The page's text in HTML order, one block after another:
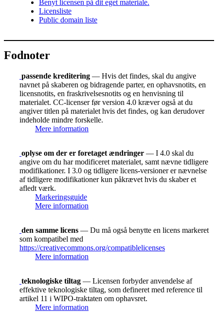
Benyt licensen på dit eget materiale.
Licensliste
Public domain liste
Fodnoter
passende kreditering — Hvis det findes, skal du angive
navnet på skaberen og bidragende parter, en ophavsnotits, en
licensnotits, en fraskrivelsesnotits og en henvisning til
materialet. CC-licenser før version 4.0 kræver også at du
angiver titlen på materialet hvis det findes, og kan derudover
indeholde mindre forskelle.
Mere information
oplyse om der er foretaget ændringer — I 4.0 skal du
angive om du har modificeret materialet, samt nævne tidligere
modifikationer. I 3.0 og tidligere licens-versioner er nævnelse
af tidligere modifikationer kun påkrævet hvis du skaber et
afledt værk.
Markeringsguide
Mere information
den samme licens — Du må også benytte en licens markeret
som kompatibel med
https://creativecommons.org/compatiblelicenses
Mere information
teknologiske tiltag — Licensen forbyder anvendelse af
effektive teknologiske tiltag, som defineret med reference til
artikel 11 i WIPO-traktaten om ophavsret.
Mere information